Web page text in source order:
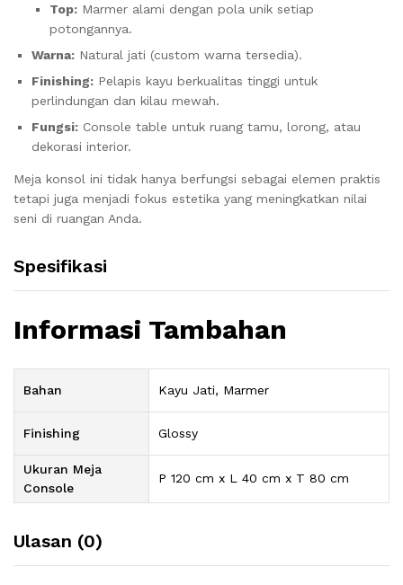
Top: Marmer alami dengan pola unik setiap
potongannya.
Warna: Natural jati (custom warna tersedia).
Finishing: Pelapis kayu berkualitas tinggi untuk
perlindungan dan kilau mewah.
Fungsi: Console table untuk ruang tamu, lorong, atau
dekorasi interior.
Meja konsol ini tidak hanya berfungsi sebagai elemen praktis
tetapi juga menjadi fokus estetika yang meningkatkan nilai
seni di ruangan Anda.
Spesifikasi
Informasi Tambahan
Bahan Kayu Jati, Marmer
Finishing Glossy
Ukuran Meja
Console
P 120 cm x L 40 cm x T 80 cm
Ulasan (0)